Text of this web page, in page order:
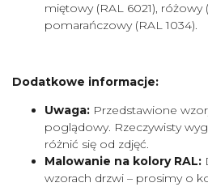
miętowy (RAL 6021), różowy
pomarańczowy (RAL 1034).
Dodatkowe informacje:
Uwaga: Przedstawione
poglądowy. Rzeczywisty
różnić się od zdjęć.
Malowanie na kolory RAL:
wzorach drzwi – prosimy o